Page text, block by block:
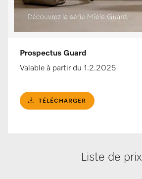
Prospectus Guard
Valable à partir du 1.2.2025
TÉLÉCHARGER
Liste de prix